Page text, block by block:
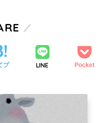
ブ LINE Pocket